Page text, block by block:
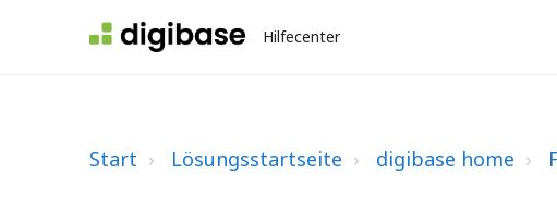
Hilfecenter
Start Lösungsstartseite digibase home